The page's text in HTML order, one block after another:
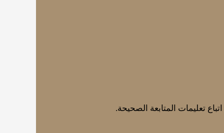
تعليمات المتابعة الصحيحة.